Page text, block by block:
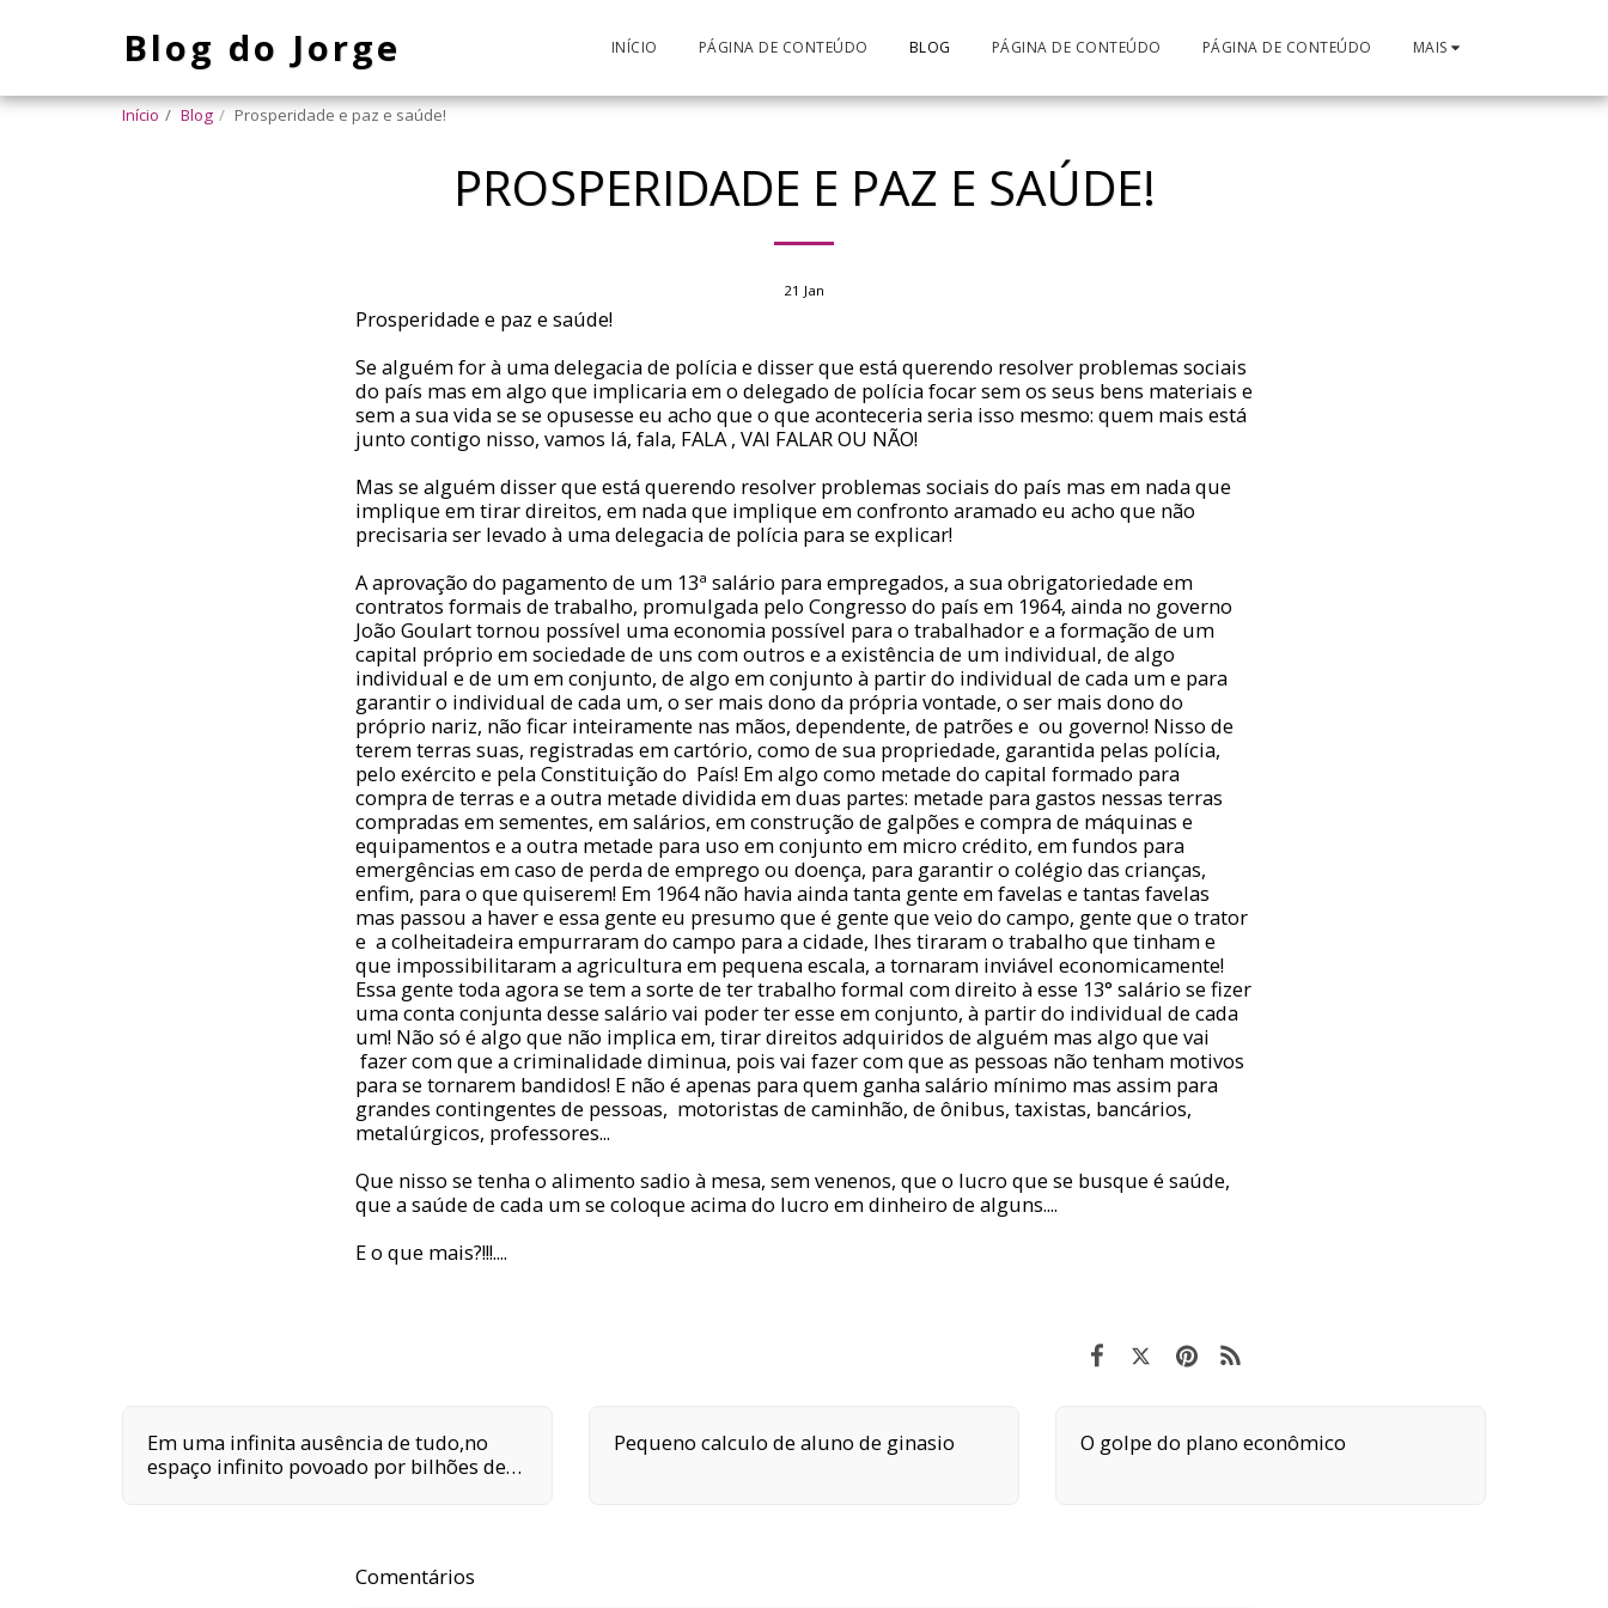
Blog do Jorge INÍCIO PÁGINA DE CONTEÚDO BLOG PÁGINA DE CONTEÚDO PÁGINA DE CONTEÚDO MAIS
Início Blog Prosperidade e paz e saúde!
PROSPERIDADE E PAZ E SAÚDE!
21 Jan
Prosperidade e paz e saúde!
Se alguém for à uma delegacia de polícia e disser que está querendo resolver problemas sociais
do país mas em algo que implicaria em o delegado de polícia focar sem os seus bens materiais e
sem a sua vida se se opusesse eu acho que o que aconteceria seria isso mesmo: quem mais está
junto contigo nisso, vamos lá, fala, FALA , VAI FALAR OU NÃO!
Mas se alguém disser que está querendo resolver problemas sociais do país mas em nada que
implique em tirar direitos, em nada que implique em confronto aramado eu acho que não
precisaria ser levado à uma delegacia de polícia para se explicar!
A aprovação do pagamento de um 13ª salário para empregados, a sua obrigatoriedade em
contratos formais de trabalho, promulgada pelo Congresso do país em 1964, ainda no governo
João Goulart tornou possível uma economia possível para o trabalhador e a formação de um
capital próprio em sociedade de uns com outros e a existência de um individual, de algo
individual e de um em conjunto, de algo em conjunto à partir do individual de cada um e para
garantir o individual de cada um, o ser mais dono da própria vontade, o ser mais dono do
próprio nariz, não ficar inteiramente nas mãos, dependente, de patrões e ou governo! Nisso de
terem terras suas, registradas em cartório, como de sua propriedade, garantida pelas polícia,
pelo exército e pela Constituição do País! Em algo como metade do capital formado para
compra de terras e a outra metade dividida em duas partes: metade para gastos nessas terras
compradas em sementes, em salários, em construção de galpões e compra de máquinas e
equipamentos e a outra metade para uso em conjunto em micro crédito, em fundos para
emergências em caso de perda de emprego ou doença, para garantir o colégio das crianças,
enfim, para o que quiserem! Em 1964 não havia ainda tanta gente em favelas e tantas favelas
mas passou a haver e essa gente eu presumo que é gente que veio do campo, gente que o trator
e a colheitadeira empurraram do campo para a cidade, lhes tiraram o trabalho que tinham e
que impossibilitaram a agricultura em pequena escala, a tornaram inviável economicamente!
Essa gente toda agora se tem a sorte de ter trabalho formal com direito à esse 13° salário se fizer
uma conta conjunta desse salário vai poder ter esse em conjunto, à partir do individual de cada
um! Não só é algo que não implica em, tirar direitos adquiridos de alguém mas algo que vai
fazer com que a criminalidade diminua, pois vai fazer com que as pessoas não tenham motivos
para se tornarem bandidos! E não é apenas para quem ganha salário mínimo mas assim para
grandes contingentes de pessoas, motoristas de caminhão, de ônibus, taxistas, bancários,
metalúrgicos, professores...
Que nisso se tenha o alimento sadio à mesa, sem venenos, que o lucro que se busque é saúde,
que a saúde de cada um se coloque acima do lucro em dinheiro de alguns....
E o que mais?!!!....
Em uma infinita ausência de tudo,no
espaço infinito povoado por bilhões de
neste lugar eu estou vivo.
Pequeno calculo de aluno de ginasio O golpe do plano econômico
Comentários